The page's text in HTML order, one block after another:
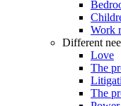
Work
Different
Love
The
The